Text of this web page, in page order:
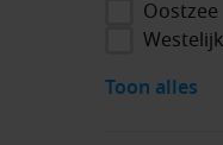
Oostzee
Toon alles